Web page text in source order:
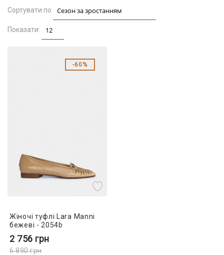
Сортувати по
Показати:
60%
Жіночі туфлі Lara Manni
бежеві - 2054b
2 756 грн
6 890грн